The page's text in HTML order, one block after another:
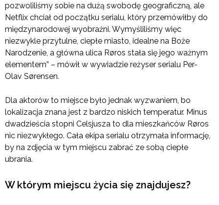
pozwoliliśmy sobie na dużą swobodę geograficzną, ale
Netflix chciał od początku serialu, który przemówiłby do
międzynarodowej wyobraźni. Wymyśliliśmy więc
niezwykle przytulne, ciepłe miasto, idealne na Boże
Narodzenie, a główna ulica Røros stała się jego ważnym
elementem” – mówił w wywiadzie reżyser serialu Per-
Olav Sørensen.
Dla aktorów to miejsce było jednak wyzwaniem, bo
lokalizacja znana jest z bardzo niskich temperatur. Minus
dwadzieścia stopni Celsjusza to dla mieszkańców Røros
nic niezwykłego. Cała ekipa serialu otrzymała informację,
by na zdjęcia w tym miejscu zabrać ze sobą ciepłe
ubrania.
W którym miejscu życia się znajdujesz?